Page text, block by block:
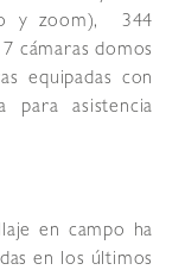
y zoom), 344
cámaras domos
equipadas con
para asistencia
en campo ha
en los últimos